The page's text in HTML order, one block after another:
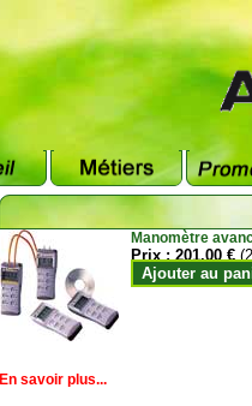
Manomètre
Prix :201.00 €
Ajouter au
En savoir plus...